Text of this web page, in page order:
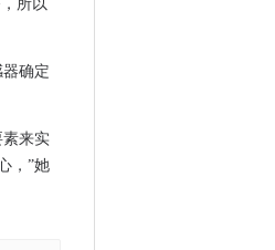
所以
确定
素来实
，”她